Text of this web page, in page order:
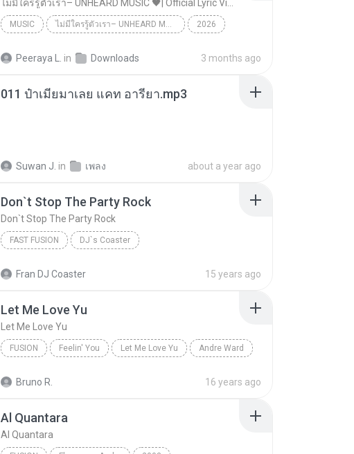
MUSIC ไม่มีใครรู้ตัวเรา– UNHEARD MUSIC 🖤| Official Lyric Video | เพลงสู้ชีวิต 2026
Peeraya L. in Downloads 3 months ago
011 ป๋าเมียมาเลย แคท อารียา.mp3
Suwan J. in เพลง about a year ago
Don`t Stop The Party Rock
Don`t Stop The Party Rock
FAST FUSION DJ`s Coaster
Fran DJ Coaster 15 years ago
Let Me Love Yu
Let Me Love Yu
FUSION Feelin' You Let Me Love Yu Andre Ward
Bruno R. 16 years ago
Al Quantara
Al Quantara